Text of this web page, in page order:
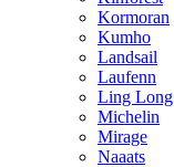
Kormoran
Kumho
Landsail
Laufenn
Ling Long
Michelin
Mirage
Naaats